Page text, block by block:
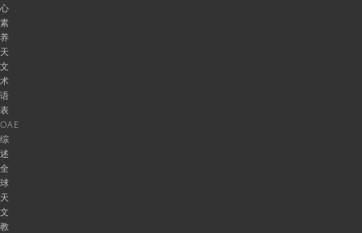
心
素
养
天
文
术
语
表
OAE
综
述
全
球
天
文
教